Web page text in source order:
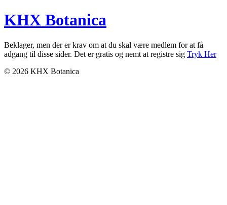
KHX Botanica
Beklager, men der er krav om at du skal være medlem for at få
adgang til disse sider. Det er gratis og nemt at registre sig Tryk Her
© 2026 KHX Botanica